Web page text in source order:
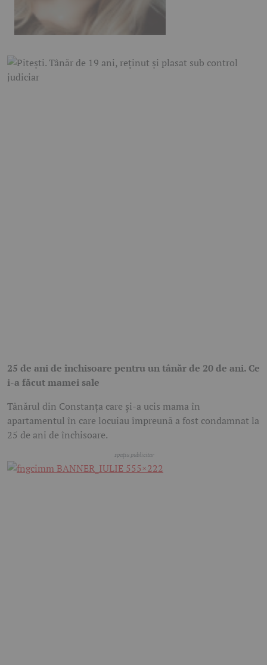
25 de ani de închisoare pentru un tânăr de 20 de ani. Ce
i-a făcut mamei sale
Tânărul din Constanța care și-a ucis mama în
apartamentul în care locuiau împreună a fost condamnat la
25 de ani de închisoare.